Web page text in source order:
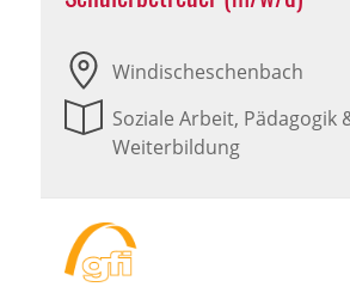
Windischeschenbach
Soziale Arbeit, Pädagogik
Weiterbildung